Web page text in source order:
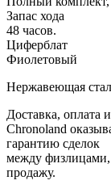
Запас хода
48 часов.
Циферблат
Фиолетовый
Нержавеющая
Доставка, оплата
Chronoland
гарантию сделок
между физлицами,
продажу.